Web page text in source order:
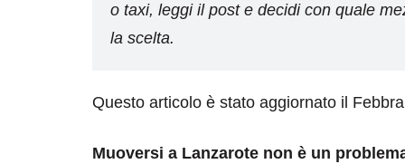
o taxi, leggi il post e decidi con quale
la scelta.
Questo articolo è stato aggiornato il
Muoversi a Lanzarote non è un